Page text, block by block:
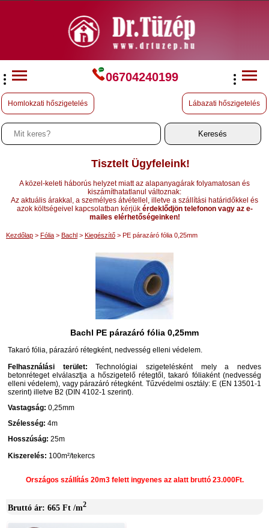
06704240199
Homlokzati hőszigetelés Lábazati hőszigetelés
Tisztelt Ügyfeleink!
A közel-keleti háborús helyzet miatt az alapanyagárak folyamatosan és
kiszámíthatatlanul változnak:
Az aktuális árakkal, a személyes átvétellel, illetve a szállítási határidőkkel és
azok költségeivel kapcsolatban kérjük érdeklődjön telefonon vagy az e-
mailes elérhetőségeinken!
Kezdőlap > Fólia > Bachl > Kiegészítő > PE párazáró fólia 0,25mm
Bachl PE párazáró fólia 0,25mm
Takaró fólia, párazáró rétegként, nedvesség elleni védelem.
Felhasználási terület: Technológiai szigetelésként mely a nedves
betonréteget elválasztja a hőszigetelő rétegtől, takaró fóliaként (nedvesség
elleni védelem), vagy párazáró rétegként. Tűzvédelmi osztály: E (EN 13501-1
szerint) illetve B2 (DIN 4102-1 szerint).
Vastagság: 0,25mm
Szélesség: 4m
Hosszúság: 25m
Kiszerelés: 100m²/tekercs
Országos szállítás 20m3 felett ingyenes az alatt bruttó 23.000Ft.
Bruttó ár: 665 Ft /m2